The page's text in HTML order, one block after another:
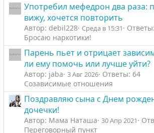
Употребил мефедрон два раза:
вижу, хочется повторить
Автор: debil228 Среда в 15:31
Бросаю наркотики!
Парень пьет и отрицает
ли ему помочь или лучше уйти?
Автор: jaba 3 Авг 2026 Ответы: 64
Созависимые отношения
Поздравляю сына с Днем
дочечки!
Автор: Мама Наташа 30 Апр 2021
Переговорный пункт